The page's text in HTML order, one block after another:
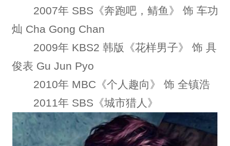
2007年 SBS《奔跑吧，鲭鱼》 饰 车功
灿 Cha Gong Chan
2009年 KBS2 韩版《花样男子》 饰 具
俊表 Gu Jun Pyo
2010年 MBC《个人趣向》 饰 全镇浩
2011年 SBS《城市猎人》